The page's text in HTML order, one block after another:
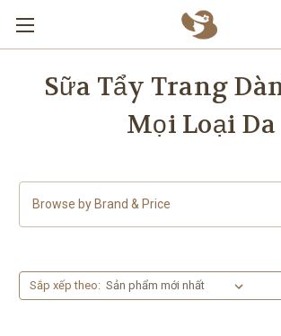
Skip to main content
Sữa Tẩy Trang
Mọi Loại Da
Browse by Brand & Price
Sắp xếp theo: